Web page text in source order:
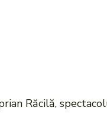
Răcilă,